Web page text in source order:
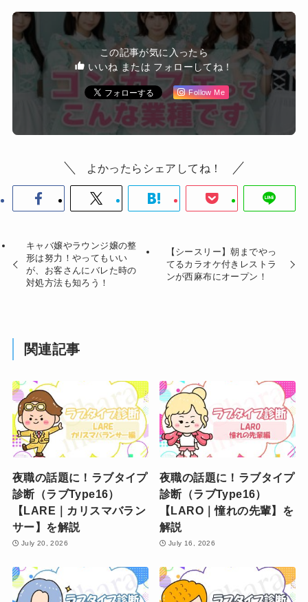
この記事が気に入ったら
いいね または フォローしてね！
Follow Me
よかったらシェアしてね！
キャバ嬢やラウンジ嬢の整
形は努力！やってもいい
が、お客さんにバレた時の
対処方法も知ろう！
【シースリー】朝までやっ
てるカラオケ付きレストラ
ンが西麻布にオープン！
関連記事
夜職の話題に！ラブタイプ
診断（ラブType16）
【LARE｜カリスマバラン
サー】を解説
July 20, 2026
夜職の話題に！ラブタイプ
診断（ラブType16）
【LARO｜憧れの先輩】を
解説
July 16, 2026